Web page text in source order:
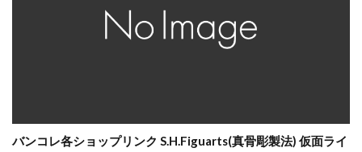
バンコレ各ショップリンク S.H.Figuarts(真骨彫製法) 仮面ライ